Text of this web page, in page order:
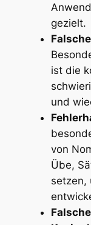
gezielt.
ist die
und
von
Übe,
setzen,